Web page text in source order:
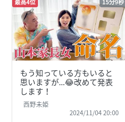
最高4位 15分9秒
もう知っている方もいると
思いますが...😂改めて発表
します！
西野未姫
2024/11/04 20:00